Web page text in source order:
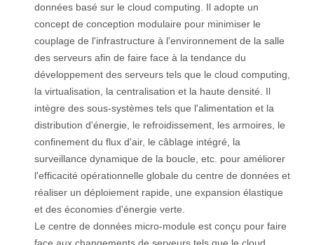
données basé sur le cloud computing. Il adopte un
concept de conception modulaire pour minimiser le
couplage de l'infrastructure à l'environnement de la salle
des serveurs afin de faire face à la tendance du
développement des serveurs tels que le cloud computing,
la virtualisation, la centralisation et la haute densité. Il
intègre des sous-systèmes tels que l'alimentation et la
distribution d'énergie, le refroidissement, les armoires, le
confinement du flux d'air, le câblage intégré, la
surveillance dynamique de la boucle, etc. pour améliorer
l'efficacité opérationnelle globale du centre de données et
réaliser un déploiement rapide, une expansion élastique
et des économies d'énergie verte.
Le centre de données micro-module est conçu pour faire